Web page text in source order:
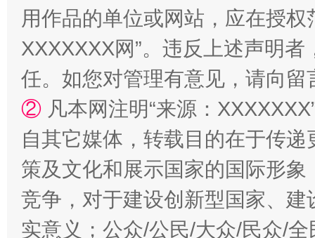
漫山遍野的桃花与雪山、麦地、白藏房 除
用作品的单位或网站，应在授
XXXXXXX网”。违反上述声明
任。如您对管理有意见，请向
② 凡本网注明“来源：
自其它媒体，转载目的在于传
策及文化和展示国家的国际形
竞争，对于建设创新型国家、
实意义；公众/公民/大众/民众/